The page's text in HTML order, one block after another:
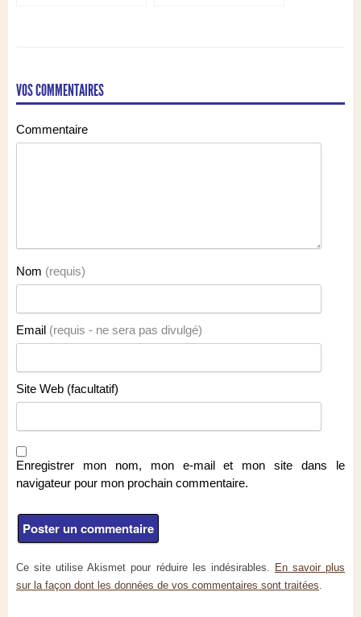
VOS COMMENTAIRES
Commentaire
Nom (requis)
Email (requis - ne sera pas divulgé)
Site Web (facultatif)
Enregistrer mon nom, mon e-mail et mon site dans le
navigateur pour mon prochain commentaire.
Ce site utilise Akismet pour réduire les indésirables. En savoir plus
sur la façon dont les données de vos commentaires sont traitées